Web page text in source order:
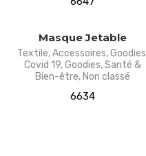
Masque Jetable
Textile,Accessoires,Goodies
Covid 19,Goodies,Santé &
Bien-être, Non classé
6634